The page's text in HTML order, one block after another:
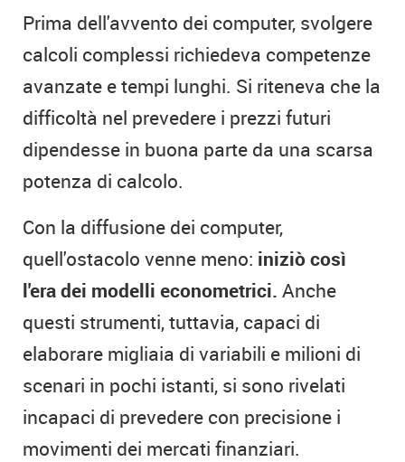
Prima dell'avvento dei computer, svolgere
calcoli complessi richiedeva competenze
avanzate e tempi lunghi. Si riteneva che la
difficoltà nel prevedere i prezzi futuri
dipendesse in buona parte da una scarsa
potenza di calcolo.
Con la diffusione dei computer,
quell'ostacolo venne meno: iniziò così
l'era dei modelli econometrici. Anche
questi strumenti, tuttavia, capaci di
elaborare migliaia di variabili e milioni di
scenari in pochi istanti, si sono rivelati
incapaci di prevedere con precisione i
movimenti dei mercati finanziari.